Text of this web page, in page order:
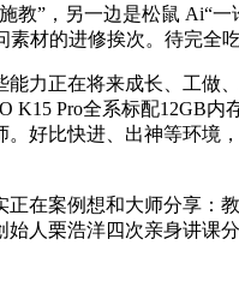
教”，另一边是松鼠 Ai“
材的进修挨次。待完全
正在将来成长、工做
K15 Pro全系标配12GB
好比快进、出神等环
正在案例想和大师分享：
人栗浩洋四次亲身讲